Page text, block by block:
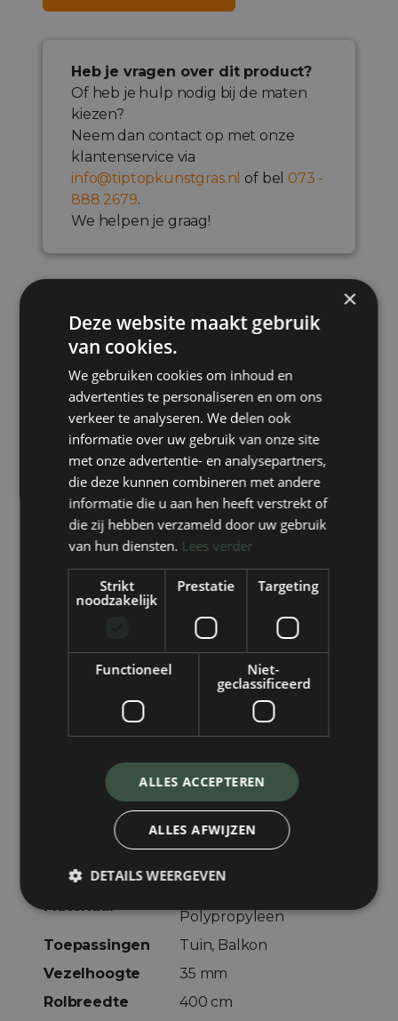
Heb je vragen over dit product?
Of heb je hulp nodig bij de maten
kiezen?
Neem dan contact op met onze
klantenservice via
info@tiptopkunstgras.nl of bel 073 -
888 2679.
We helpen je graag!
Productomschrijving
Heerlijk zacht
Realistische garen richting
Mooie fris groene tint
173+ reviews
Vrijblijvende offerte binnen 24 uur
15 jaar UV-garantie
Dier en kind vriendelijk
Zeer realistisch
Productspecificaties
Zachtheid
Echtheid
Materiaal
Polypropyleen
Toepassingen
Tuin, Balkon
Vezelhoogte
35 mm
Rolbreedte
400 cm
×
Deze website maakt gebruik
van cookies.
We gebruiken cookies om inhoud en
advertenties te personaliseren en om ons
verkeer te analyseren. We delen ook
informatie over uw gebruik van onze site
met onze advertentie- en analysepartners,
die deze kunnen combineren met andere
informatie die u aan hen heeft verstrekt of
die zij hebben verzameld door uw gebruik
van hun diensten. Lees verder
Strikt
noodzakelijk
Prestatie Targeting
Functioneel
Niet-
geclassificeerd
ALLES ACCEPTEREN
ALLES AFWIJZEN
DETAILS WEERGEVEN